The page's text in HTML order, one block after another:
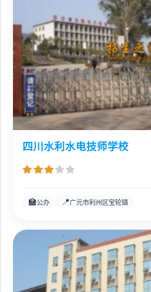
四川水利水电技师学校
🏫公办 📍广元市利州区宝轮镇